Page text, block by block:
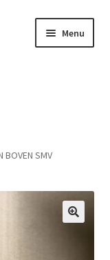
Menu
BOVEN SMV